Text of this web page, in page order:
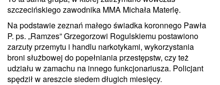
szczecińskiego zawodnika MMA Michała Materlę.
Na podstawie zeznań małego świadka koronnego Pawła
P. ps. „Ramzes” Grzegorzowi Rogulskiemu postawiono
zarzuty przemytu i handlu narkotykami, wykorzystania
broni służbowej do popełniania przestępstw, czy też
udziału w zamachu na innego funkcjonariusza. Policjant
spędził w areszcie siedem długich miesięcy.